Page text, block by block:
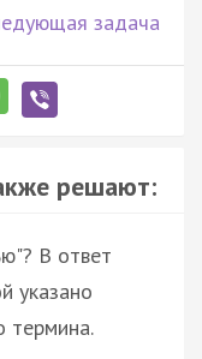
задача
решают:
В ответ
указано
термина.